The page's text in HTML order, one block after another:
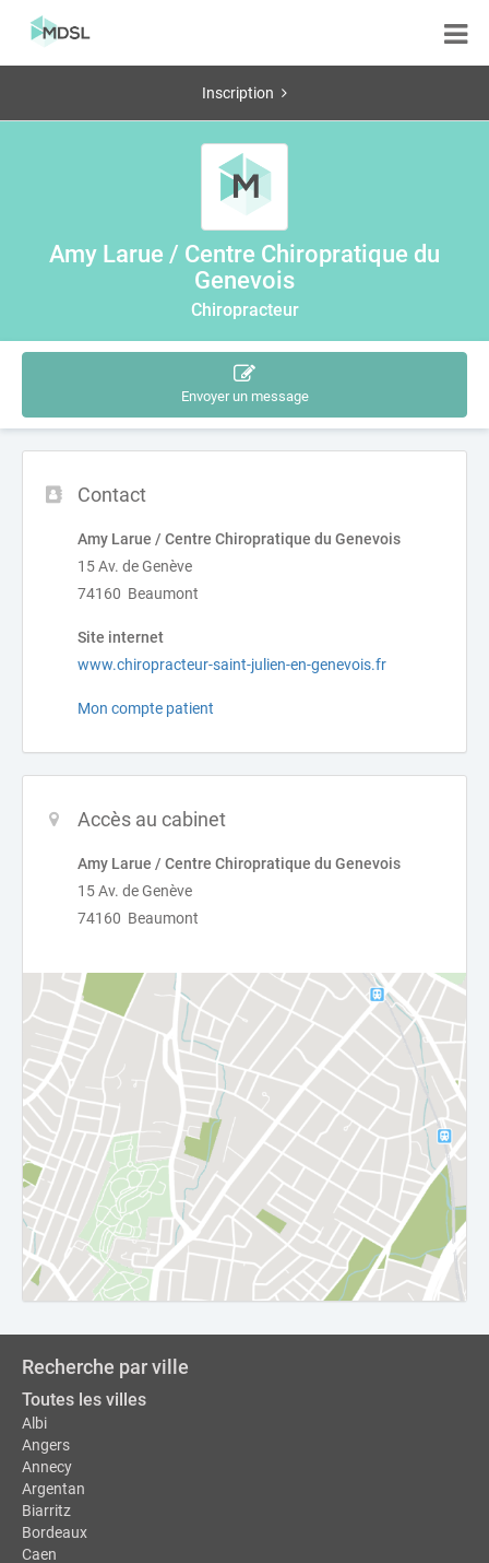
Inscription
Amy Larue / Centre Chiropratique du
Genevois
Chiropracteur
Envoyer un message
Contact
Amy Larue / Centre Chiropratique du Genevois
15 Av. de Genève
74160 Beaumont
Site internet
www.chiropracteur-saint-julien-en-genevois.fr
Mon compte patient
Accès au cabinet
Amy Larue / Centre Chiropratique du Genevois
15 Av. de Genève
74160 Beaumont
Recherche par ville
Toutes les villes
Albi
Angers
Annecy
Argentan
Biarritz
Bordeaux
Caen